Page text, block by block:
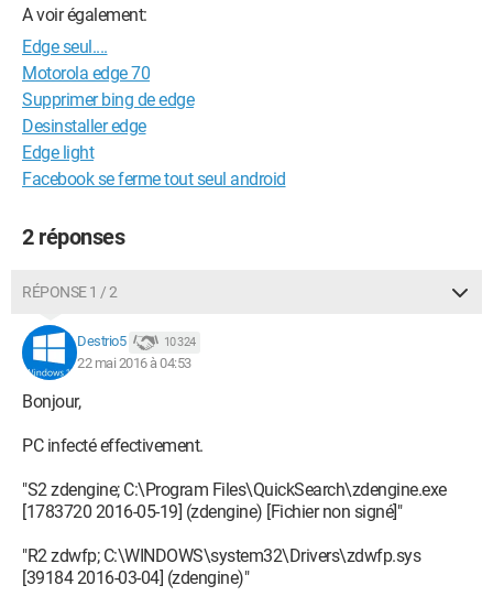
A voir également:
Edge seul....
Motorola edge 70
Supprimer bing de edge
Desinstaller edge
Edge light
Facebook se ferme tout seul android
2 réponses
RÉPONSE 1 / 2
Destrio5 10 324
22 mai 2016 à 04:53
Bonjour,
PC infecté effectivement.
"S2 zdengine; C:\Program Files\QuickSearch\zdengine.exe
[1783720 2016-05-19] (zdengine) [Fichier non signé]"
"R2 zdwfp; C:\WINDOWS\system32\Drivers\zdwfp.sys
[39184 2016-03-04] (zdengine)"